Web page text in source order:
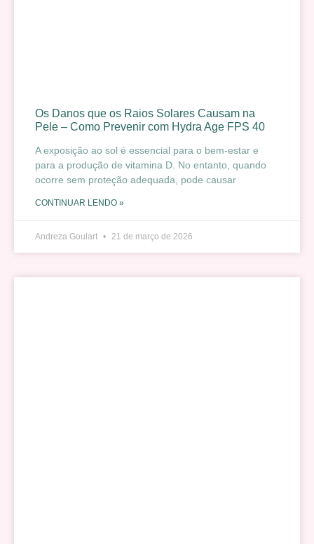
Os Danos que os Raios Solares Causam na
Pele – Como Prevenir com Hydra Age FPS 40
A exposição ao sol é essencial para o bem-estar e
para a produção de vitamina D. No entanto, quando
ocorre sem proteção adequada, pode causar
CONTINUAR LENDO »
Andreza Goulart 21 de março de 2026